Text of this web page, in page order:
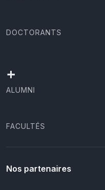
DOCTORANTS
+
ALUMNI
FACULTÉS
Nos partenaires